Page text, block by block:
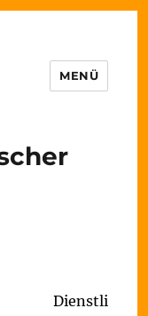
MENÜ
Dienstli